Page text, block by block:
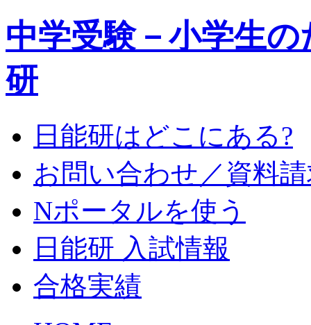
中学受験－小学生
研
日能研はどこにある?
お問い合わせ／資料
Nポータルを使う
日能研 入試情報
合格実績